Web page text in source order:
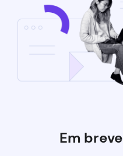
Em breve